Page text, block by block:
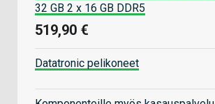
32 GB 2 x 16 GB DDR5
519,90 €
Datatronic pelikoneet